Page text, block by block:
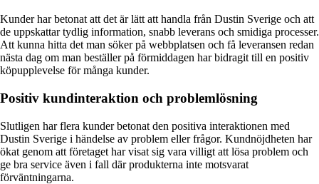
Kunder har betonat att det är lätt att handla från Dustin Sverige och att
de uppskattar tydlig information, snabb leverans och smidiga processer.
Att kunna hitta det man söker på webbplatsen och få leveransen redan
nästa dag om man beställer på förmiddagen har bidragit till en positiv
köpupplevelse för många kunder.
Positiv kundinteraktion och problemlösning
Slutligen har flera kunder betonat den positiva interaktionen med
Dustin Sverige i händelse av problem eller frågor. Kundnöjdheten har
ökat genom att företaget har visat sig vara villigt att lösa problem och
ge bra service även i fall där produkterna inte motsvarat
förväntningarna.